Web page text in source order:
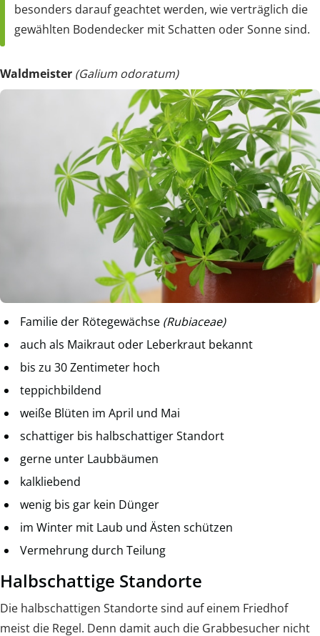
besonders darauf geachtet werden, wie verträglich die
gewählten Bodendecker mit Schatten oder Sonne sind.
Waldmeister (Galium odoratum)
Familie der Rötegewächse (Rubiaceae)
auch als Maikraut oder Leberkraut bekannt
bis zu 30 Zentimeter hoch
teppichbildend
weiße Blüten im April und Mai
schattiger bis halbschattiger Standort
gerne unter Laubbäumen
kalkliebend
wenig bis gar kein Dünger
im Winter mit Laub und Ästen schützen
Vermehrung durch Teilung
Halbschattige Standorte
Die halbschattigen Standorte sind auf einem Friedhof
meist die Regel. Denn damit auch die Grabbesucher nicht